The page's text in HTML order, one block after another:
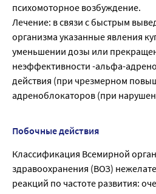
психомоторное возбуждение.
Лечение: в связи с быстрым
организма указанные явления
уменьшении дозы или
неэффективности -альфа-
действия (при чрезмерном
адреноблокаторов (при
Побочные действия
Классификация Всемирной
здравоохранения (ВОЗ)
реакций по частоте развития: